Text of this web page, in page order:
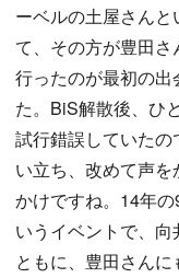
ーベルの土屋さん
て、その方が豊田
行ったのが最初の
た。BiS解散後、ひ
試行錯誤していた
い立ち、改めて声
かけですね。14年
いうイベントで、
ともに、豊田さん